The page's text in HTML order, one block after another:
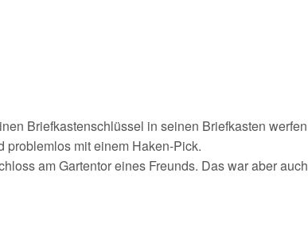
Briefkastenschlüssel in seinen Briefkasten werfen
problemlos mit einem Haken-Pick.
am Gartentor eines Freunds. Das war aber auch